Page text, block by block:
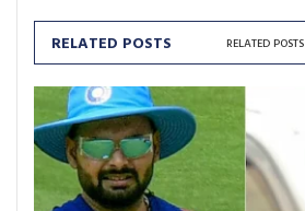
RELATED POSTS RELATED POSTS